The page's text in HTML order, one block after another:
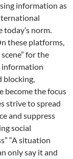
information as
norm.
these platforms,
for the
information
blocking,
become the focus
strive to spread
and suppress
social
“A situation
only say it and